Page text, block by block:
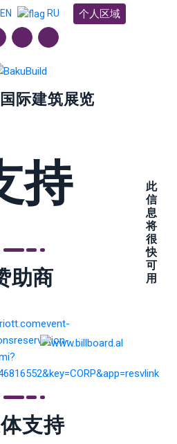
EN RU 个人区域
际建筑展览
持
此
信
息
将
很
快
可
用
助商
支持